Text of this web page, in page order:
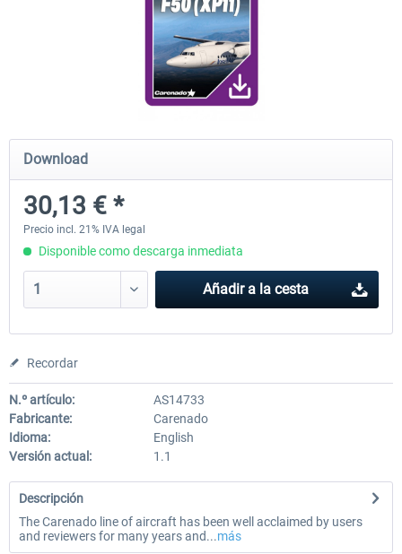
Diamond DA-62
38,59 € *
Cessna 208 Grand Caravan
Download
30,13 € *
Precio incl. 21% IVA legal
Disponible como descarga inmediata
Añadir a la cesta
Recordar
N.º artículo:
AS14733
Fabricante:
Carenado
Idioma:
English
Versión actual:
1.1
Descripción
The Carenado line of aircraft has been well acclaimed by users
and reviewers for many years and...más